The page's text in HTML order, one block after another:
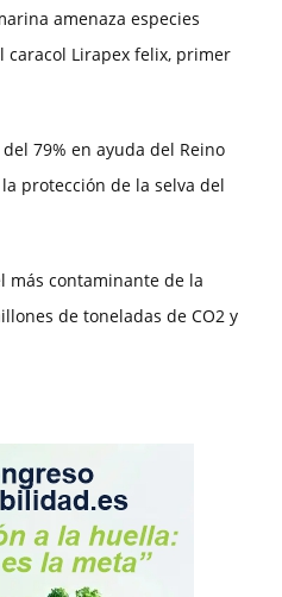
amenaza especies
caracol Lirapex felix, primer
79% en ayuda del Reino
protección de la selva del
más contaminante de la
de toneladas de CO2 y